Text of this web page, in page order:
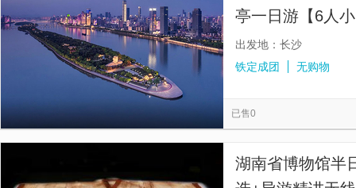
亭一日游【6人
出发地：长沙
铁定成团
无购物
已售0
湖南省博物馆半